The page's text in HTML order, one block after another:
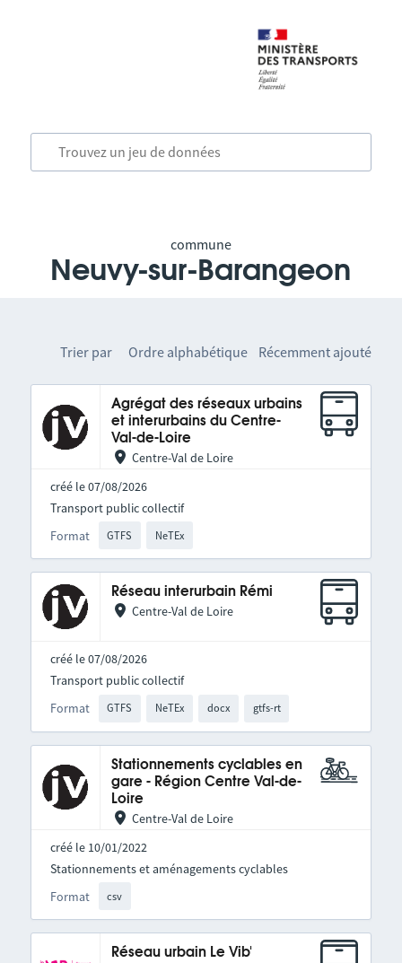
commune
Neuvy-sur-Barangeon
Trier par Ordre alphabétique Récemment ajouté
Agrégat des réseaux urbains
et interurbains du Centre-
Val-de-Loire
Centre-Val de Loire
créé le 07/08/2026
Format GTFS NeTEx
Transport public collectif
Réseau interurbain Rémi
Centre-Val de Loire
créé le 07/08/2026
Format GTFS NeTEx docx gtfs-rt
Transport public collectif
Stationnements cyclables en
gare - Région Centre Val-de-
Loire
Centre-Val de Loire
créé le 10/01/2022
Format csv
Stationnements et aménagements cyclables
Réseau urbain Le Vib'